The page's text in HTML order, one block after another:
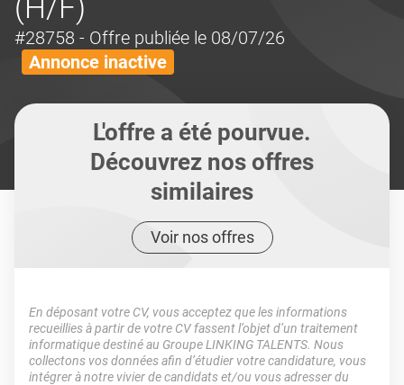
(H/F)
#28758 - Offre publiée le 08/07/26
Annonce inactive
L'offre a été pourvue.
Découvrez nos offres
similaires
Voir nos offres
En déposant votre CV, vous acceptez que les informations
recueillies à partir de votre CV fassent l’objet d’un traitement
informatique destiné au Groupe LINKING TALENTS. Nous
collectons vos données afin d’étudier votre candidature, vous
intégrer à notre vivier de candidats et/ou vous adresser du